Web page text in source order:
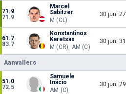
71.9
71.9
Marcel
Sabitzer
M (CL)
30 jun. 27
61.7
83.7
Konstantinos
Karetsas
M (CR), AM (C)
30 jun. 31
Aanvallers
51.0
72.5
Samuele
Inácio
AM (C)
30 jun. 29